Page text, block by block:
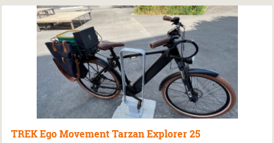
TREK Ego Movement Tarzan Explorer 25